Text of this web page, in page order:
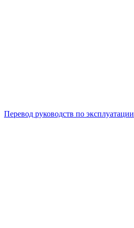
Перевод руководств по эксплуатации